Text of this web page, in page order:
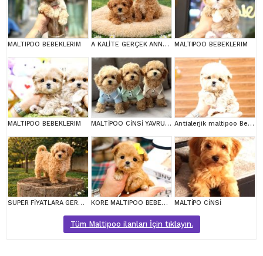
MALTIPOO BEBEKLERIM A KALİTE GERÇEK ANNE BABA MALTİPOO YAVRULAR MALTIPOO BEBEKLERIM
MALTIPOO BEBEKLERIM MALTİPOO CİNSİ YAVRULAR EV ÜRETİMİ Antialerjik maltipoo Bebeklerim
SUPER FİYATLARA GERÇEK MALTİPOO YAVRULAR KORE MALTIPOO BEBEKLERIM MALTİPO CİNSİ
Tüm Maltipoo ilanları İçin tıklayın.